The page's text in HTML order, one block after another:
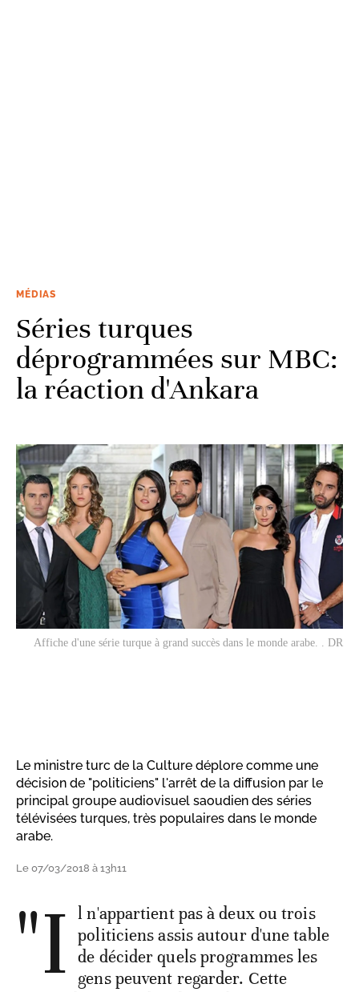
MÉDIAS
Séries turques
déprogrammées sur MBC:
la réaction d'Ankara
Affiche d'une série turque à grand succès dans le monde arabe. . DR
Le ministre turc de la Culture déplore comme une
décision de "politiciens" l'arrêt de la diffusion par le
principal groupe audiovisuel saoudien des séries
télévisées turques, très populaires dans le monde
arabe.
Le 07/03/2018 à 13h11
"I l n'appartient pas à deux ou trois
politiciens assis autour d'une table
de décider quels programmes les
gens peuvent regarder. Cette